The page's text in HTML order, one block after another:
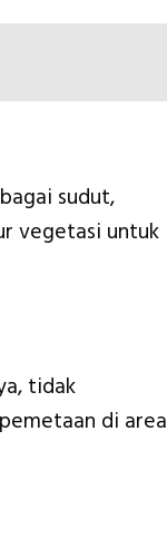
sudut,
vegetasi untuk
tidak
di area